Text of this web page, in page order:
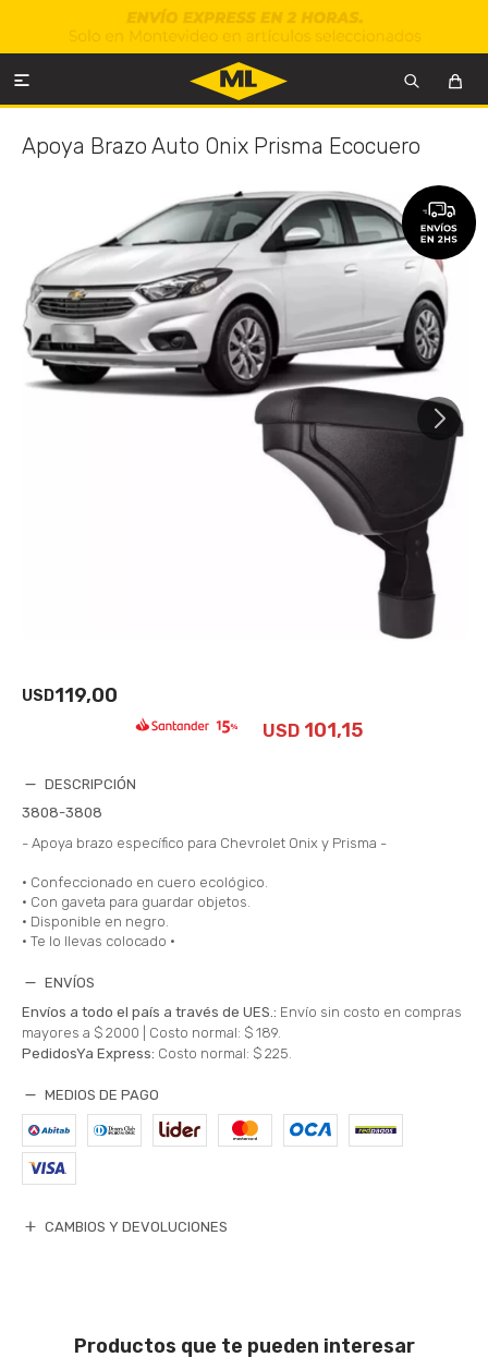

Apoya Brazo Auto Onix Prisma Ecocuero
USD119,00
USD 101,15
DESCRIPCIÓN
3808-3808
- Apoya brazo específico para Chevrolet Onix y Prisma -
• Confeccionado en cuero ecológico.
• Con gaveta para guardar objetos.
• Disponible en negro.
• Te lo llevas colocado •
ENVÍOS
Envíos a todo el país a través de UES.: Envío sin costo en compras
mayores a $ 2000 | Costo normal: $ 189.
PedidosYa Express: Costo normal: $ 225.
MEDIOS DE PAGO
CAMBIOS Y DEVOLUCIONES
Productos que te pueden interesar